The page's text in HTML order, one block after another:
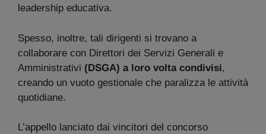
leadership educativa.
Spesso, inoltre, tali dirigenti si trovano a
collaborare con Direttori dei Servizi Generali e
Amministrativi (DSGA) a loro volta condivisi,
creando un vuoto gestionale che paralizza le attività
quotidiane.
L’appello lanciato dai vincitori del concorso